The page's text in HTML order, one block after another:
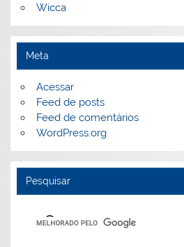
Wicca
Meta
Acessar
Feed de posts
Feed de comentários
WordPress.org
Pesquisar